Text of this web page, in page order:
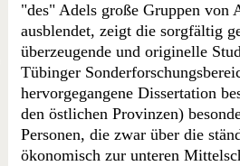
"des" Adels große Gruppen von
ausblendet, zeigt die sorgfältig
überzeugende und originelle
Tübinger
hervorgegangene Dissertation
den östlichen Provinzen)
Personen, die zwar über die
ökonomisch zur unteren